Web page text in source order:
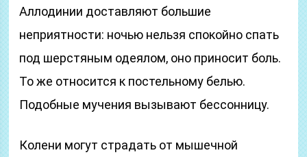
Аллодинии доставляют большие
неприятности: ночью нельзя спокойно спать
под шерстяным одеялом, оно приносит боль.
То же относится к постельному белью.
Подобные мучения вызывают бессонницу.
Колени могут страдать от мышечной